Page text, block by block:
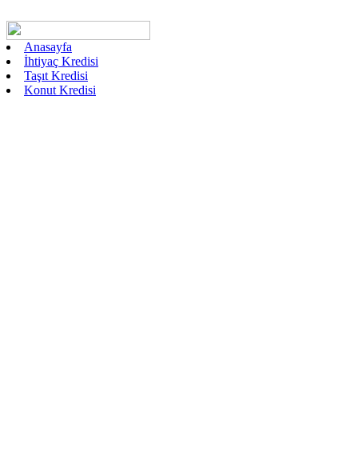
Anasayfa
İhtiyaç Kredisi
Taşıt Kredisi
Konut Kredisi